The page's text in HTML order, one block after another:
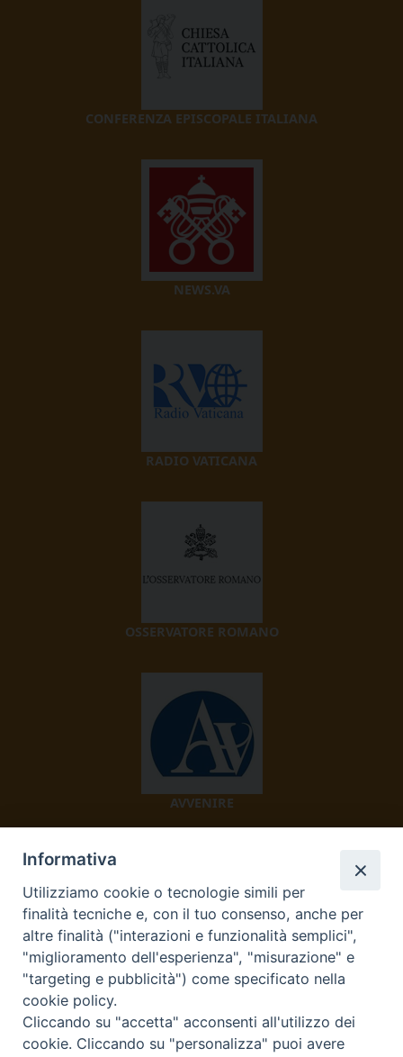
CONFERENZA EPISCOPALE ITALIANA
NEWS.VA
RADIO VATICANA
OSSERVATORE ROMANO
AVVENIRE
TV 2000
Informativa
Utilizziamo cookie o tecnologie simili per
finalità tecniche e, con il tuo consenso, anche per
altre finalità ("interazioni e funzionalità semplici",
"miglioramento dell'esperienza", "misurazione" e
"targeting e pubblicità") come specificato nella
cookie policy.
Cliccando su "accetta" acconsenti all'utilizzo dei
cookie. Cliccando su "personalizza" puoi avere